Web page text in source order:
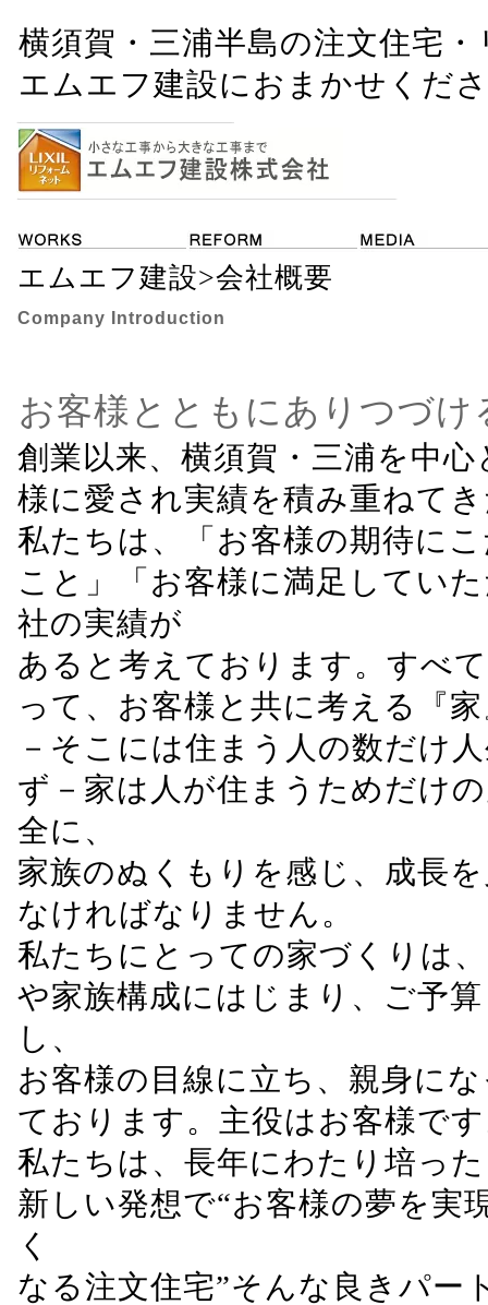
横須賀・三浦半島の注文住宅
エムエフ建設におまかせくだ
エムエフ建設>会社概要
Company Introduction
お客様とともにありつづ
創業以来、横須賀・三浦を中
様に愛され実績を積み重ねて
私たちは、「お客様の期待に
こと」「お客様に満足してい
社の実績が
あると考えております。すべ
って、お客様と共に考える『
－そこには住まう人の数だけ
ず－家は人が住まうためだけ
全に、
家族のぬくもりを感じ、成長
なければなりません。
私たちにとっての家づくりは
や家族構成にはじまり、ご予
し、
お客様の目線に立ち、親身に
ております。主役はお客様で
私たちは、長年にわたり培っ
新しい発想で“お客様の夢を実
く
なる注文住宅”そんな良きパー